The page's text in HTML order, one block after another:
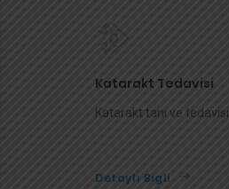
Katarakt Tedavisi
Katarakt tanı ve tedavisi
Detaylı Bigli